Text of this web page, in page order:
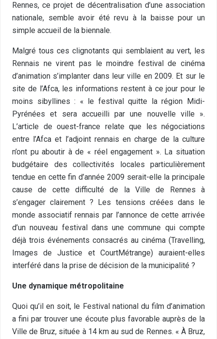
Rennes, ce projet de décentralisation d’une association
nationale, semble avoir été revu à la baisse pour un
simple accueil de la biennale.
Malgré tous ces clignotants qui semblaient au vert, les
Rennais ne virent pas le moindre festival de cinéma
d’animation s’implanter dans leur ville en 2009. Et sur le
site de l’Afca, les informations restent à ce jour pour le
moins sibyllines : « le festival quitte la région Midi-
Pyrénées et sera accueilli par une nouvelle ville ».
L’article de ouest-france relate que les négociations
entre l’Afca et l’adjoint rennais en charge de la culture
n’ont pu aboutir à de « réel engagement ». La situation
budgétaire des collectivités locales particulièrement
tendue en cette fin d’année 2009 serait-elle la principale
cause de cette difficulté de la Ville de Rennes à
s’engager clairement ? Les tensions créées dans le
monde associatif rennais par l’annonce de cette arrivée
d’un nouveau festival dans une commune qui compte
déjà trois événements consacrés au cinéma (Travelling,
Images de Justice et CourtMétrange) auraient-elles
interféré dans la prise de décision de la municipalité ?
Une dynamique métropolitaine
Quoi qu’il en soit, le Festival national du film d’animation
a fini par trouver une écoute plus favorable auprès de la
Ville de Bruz, située à 14 km au sud de Rennes. « À Bruz,